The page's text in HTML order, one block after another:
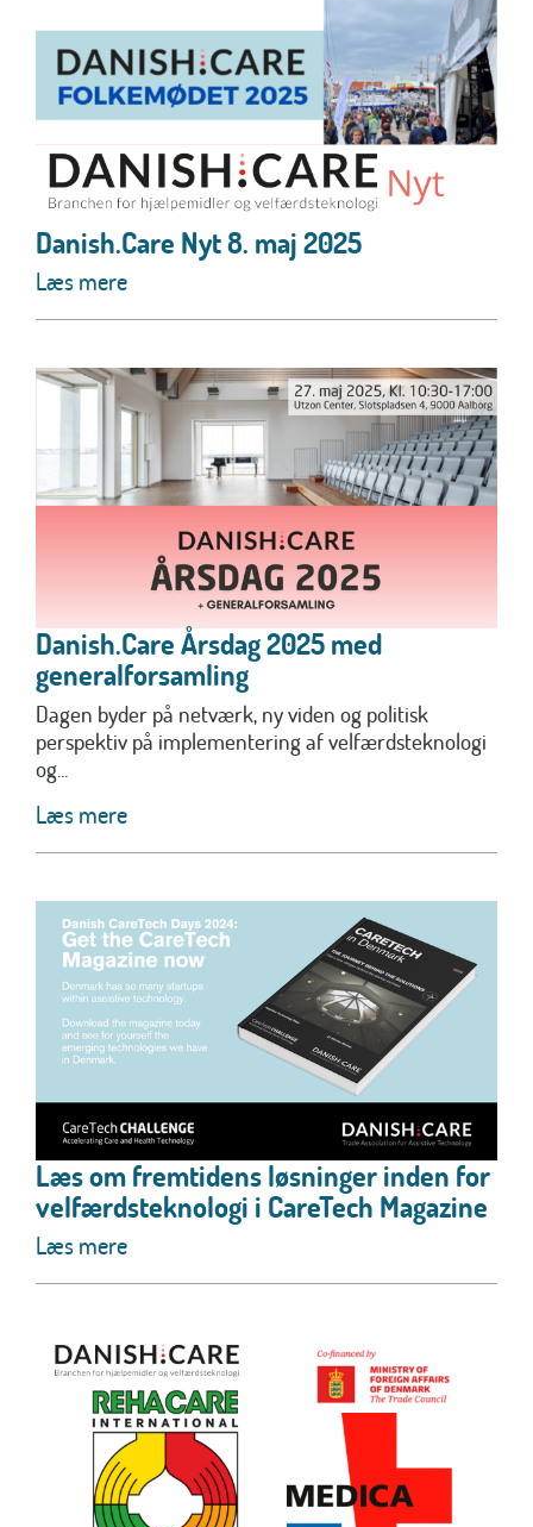
Danish.Care Nyt 8. maj 2025
Læs mere
Danish.Care Årsdag 2025 med
generalforsamling
Dagen byder på netværk, ny viden og politisk
perspektiv på implementering af velfærdsteknologi
og...
Læs mere
Læs om fremtidens løsninger inden for
velfærdsteknologi i CareTech Magazine
Læs mere